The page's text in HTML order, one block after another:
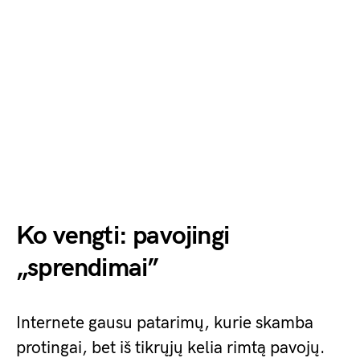
Ko vengti: pavojingi
„sprendimai”
Internete gausu patarimų, kurie skamba
protingai, bet iš tikrųjų kelia rimtą pavojų.